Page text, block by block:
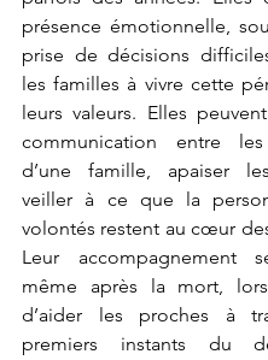
présence émotionnelle,
prise de décisions
les familles à vivre cette
leurs valeurs. Elles
communication entre
d’une famille, apaiser
veiller à ce que la
volontés restent au cœur
Leur accompagnement
même après la mort,
d’aider les proches à
premiers instants du